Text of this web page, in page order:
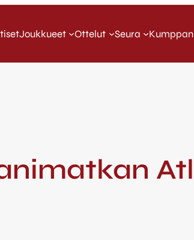
Joukkueet Ottelut Seura